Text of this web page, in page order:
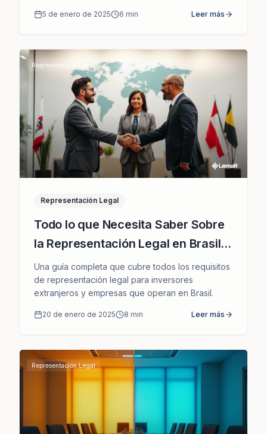
5 de enero de 2025 6 min Leer más
Representación Legal
Representación Legal
Todo lo que Necesita Saber Sobre
la Representación Legal en Brasil y
Cómo Podemos Apoyarlo
Una guía completa que cubre todos los requisitos
de representación legal para inversores
extranjeros y empresas que operan en Brasil.
20 de enero de 2025 8 min Leer más
Representación Legal